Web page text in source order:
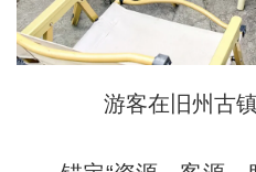
游客在旧州古